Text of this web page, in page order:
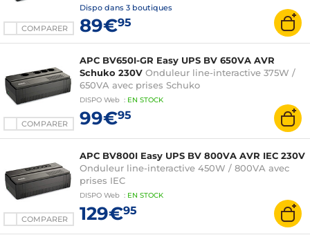
COMPARER
Dispo dans 3 boutiques
89€95
COMPARER
APC BV650I-GR Easy UPS BV 650VA AVR
Schuko 230V Onduleur line-interactive 375W /
650VA avec prises Schuko
DISPO Web : EN STOCK
99€95
COMPARER
APC BV800I Easy UPS BV 800VA AVR IEC 230V
Onduleur line-interactive 450W / 800VA avec
prises IEC
DISPO Web : EN STOCK
129€95